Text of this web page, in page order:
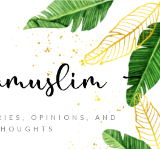
OPINIONS, AND